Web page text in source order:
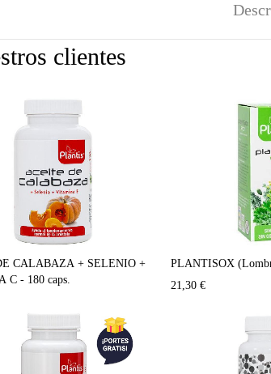
clientes
CALABAZA + SELENIO +
C - 180 caps.
PLANTISOX
21,30 €